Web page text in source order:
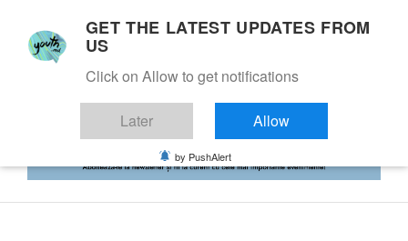
GET THE LATEST UPDATES FROM
US
Click on Allow to get notifications
Later Allow
by PushAlert